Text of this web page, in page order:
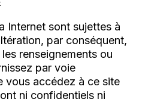
Internet sont sujettes à
par conséquent,
renseignements ou
par voie
vous accédez à ce site
ni confidentiels ni